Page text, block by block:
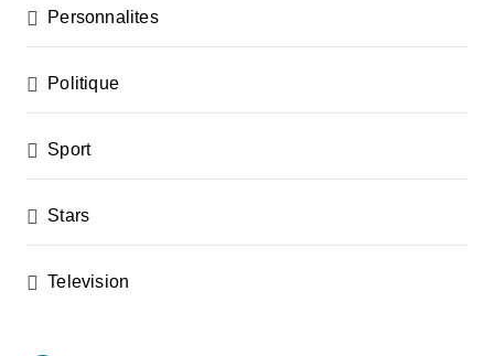
Personnalites
Politique
Sport
Stars
Television